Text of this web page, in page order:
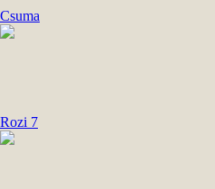
Csuma
Rozi 7